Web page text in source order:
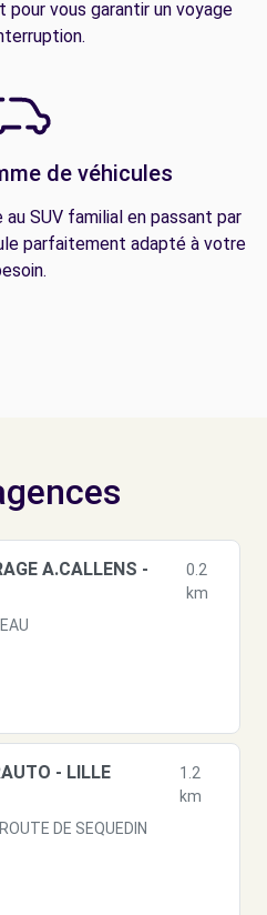
vous garantir un voyage
de véhicules
SUV familial en passant par
parfaitement adapté à votre
A.CALLENS -
0.2
km
- LILLE
1.2
km
DE SEQUEDIN